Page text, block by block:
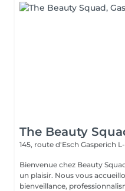
The Beauty
145, route d'Esch Gasperich L-
Bienvenue chez Beauty
un plaisir. Nous vous
bienveillance,